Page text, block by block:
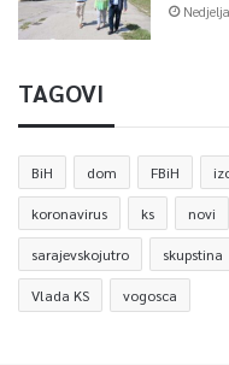
TAGOVI
BiH dom FBiH
koronavirus ks novi
sarajevskojutro skupstina
Vlada KS vogosca